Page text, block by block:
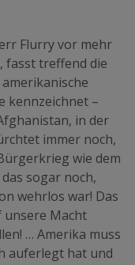
Flurry vor mehr
fasst treffend die
kennzeichnet –
in der
immer noch,
wie dem
sogar noch,
wehrlos war! Das
unsere Macht
… Amerika muss
auferlegt hat und